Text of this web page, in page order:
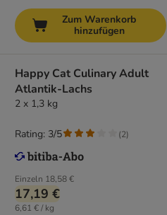
Zum Warenkorb
hinzufügen
Happy Cat Culinary Adult
Atlantik-Lachs
2 x 1,3 kg
Einzeln 18,58 €
17,19 €
6,61 € / kg
Rating: 3/5 (2)